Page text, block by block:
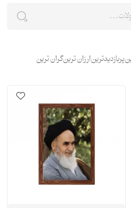
پربازدیدترینارزان ترینگران ترین